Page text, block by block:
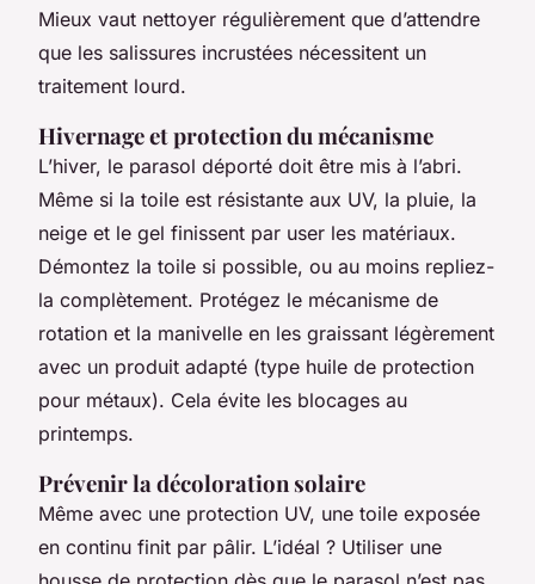
Mieux vaut nettoyer régulièrement que d’attendre
que les salissures incrustées nécessitent un
traitement lourd.
Hivernage et protection du mécanisme
L’hiver, le parasol déporté doit être mis à l’abri.
Même si la toile est résistante aux UV, la pluie, la
neige et le gel finissent par user les matériaux.
Démontez la toile si possible, ou au moins repliez-
la complètement. Protégez le mécanisme de
rotation et la manivelle en les graissant légèrement
avec un produit adapté (type huile de protection
pour métaux). Cela évite les blocages au
printemps.
Prévenir la décoloration solaire
Même avec une protection UV, une toile exposée
en continu finit par pâlir. L’idéal ? Utiliser une